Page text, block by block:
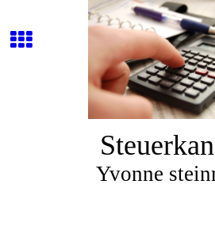
Yvonne